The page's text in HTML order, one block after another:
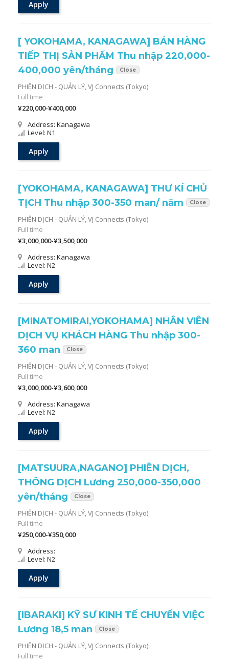
Apply
[ YOKOHAMA, KANAGAWA] BÁN HÀNG
TIẾP THỊ SẢN PHẨM Thu nhập 220,000-
400,000 yên/tháng
Close
PHIÊN DỊCH - QUẢN LÝ,VJ Connects (Tokyo)
Full time
¥220,000-¥400,000
Address: Kanagawa
Level: N1
Apply
[YOKOHAMA, KANAGAWA] THƯ KÍ CHỦ
TỊCH Thu nhập 300-350 man/ năm
Close
PHIÊN DỊCH - QUẢN LÝ,VJ Connects (Tokyo)
Full time
¥3,000,000-¥3,500,000
Address: Kanagawa
Level: N2
Apply
[MINATOMIRAI,YOKOHAMA] NHÂN VIÊN
DỊCH VỤ KHÁCH HÀNG Thu nhập 300-
360 man
Close
PHIÊN DỊCH - QUẢN LÝ,VJ Connects (Tokyo)
Full time
¥3,000,000-¥3,600,000
Address: Kanagawa
Level: N2
Apply
[MATSUURA,NAGANO] PHIÊN DỊCH,
THÔNG DỊCH Lương 250,000-350,000
yên/tháng
Close
PHIÊN DỊCH - QUẢN LÝ,VJ Connects (Tokyo)
Full time
¥250,000-¥350,000
Address:
Level: N2
Apply
[IBARAKI] KỸ SƯ KINH TẾ CHUYỂN VIỆC
Lương 18,5 man
Close
PHIÊN DỊCH - QUẢN LÝ,VJ Connects (Tokyo)
Full time